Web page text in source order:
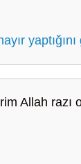
Allah razı